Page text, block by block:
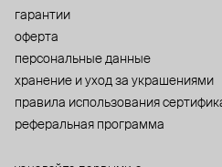
гарантии
оферта
персональные данные
хранение и уход за украшениями
правила использования
реферальная программа